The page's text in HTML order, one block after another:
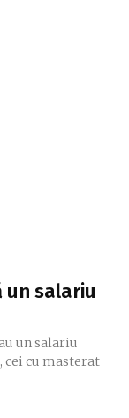
salariu
un salariu
cei cu masterat